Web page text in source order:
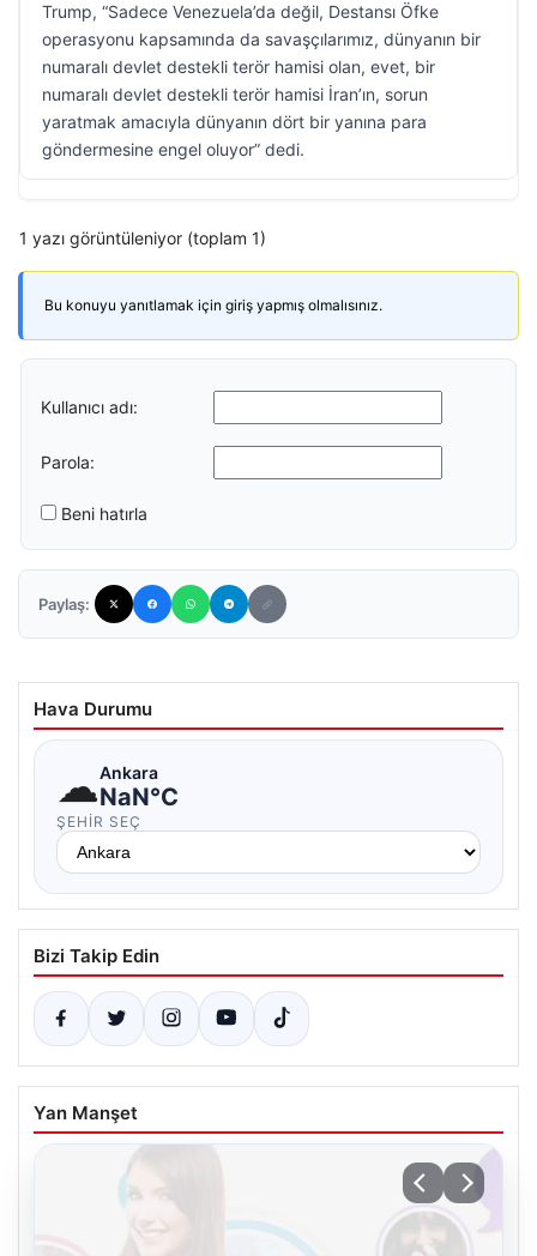
Trump, “Sadece Venezuela’da değil, Destansı Öfke
operasyonu kapsamında da savaşçılarımız, dünyanın bir
numaralı devlet destekli terör hamisi olan, evet, bir
numaralı devlet destekli terör hamisi İran’ın, sorun
yaratmak amacıyla dünyanın dört bir yanına para
göndermesine engel oluyor” dedi.
1 yazı görüntüleniyor (toplam 1)
Bu konuyu yanıtlamak için giriş yapmış olmalısınız.
Kullanıcı adı:
Parola:
Beni hatırla
Paylaş:
Hava Durumu
☁Ankara
NaN°C
ŞEHIR SEÇ
Bizi Takip Edin
Yan Manşet